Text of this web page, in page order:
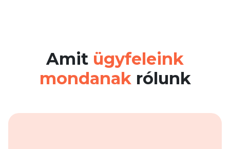
Amit ügyfeleink
mondanakrólunk